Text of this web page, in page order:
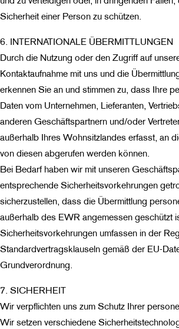
Sicherheit einer Person zu schützen.
6. INTERNATIONALE ÜBERMITTLUNGEN
Durch die Nutzung oder den Zugriff auf
Kontaktaufnahme mit uns und die
erkennen Sie an und stimmen zu, dass Ihre
Daten vom Unternehmen, Lieferanten,
anderen Geschäftspartnern und/oder
außerhalb Ihres Wohnsitzlandes erfasst, an
von diesen abgerufen werden können.
Bei Bedarf haben wir mit unseren
entsprechende Sicherheitsvorkehrungen
sicherzustellen, dass die Übermittlung
außerhalb des EWR angemessen geschützt
Sicherheitsvorkehrungen umfassen in der
Standardvertragsklauseln gemäß der EU-
Grundverordnung.
7. SICHERHEIT
Wir verpflichten uns zum Schutz Ihrer
Wir setzen verschiedene